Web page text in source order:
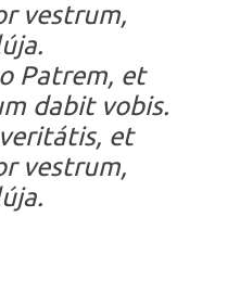
vestrum,
Patrem, et
dabit vobis.
et
vestrum,